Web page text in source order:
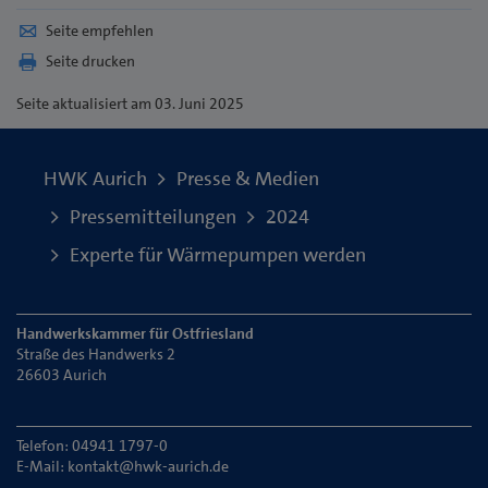
Seite empfehlen
Seite drucken
Seiteaktualisiert am 03. Juni 2025
HWK Aurich
Presse & Medien
Pressemitteilungen
2024
Experte für Wärmepumpen werden
Handwerkskammer für Ostfriesland
Straße des Handwerks 2
26603 Aurich
Telefon: 04941 1797-0
E-Mail: kontakt@hwk-aurich.de